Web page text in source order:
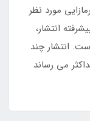
مورد نظر
انتشار،
انتشار چند
می رساند